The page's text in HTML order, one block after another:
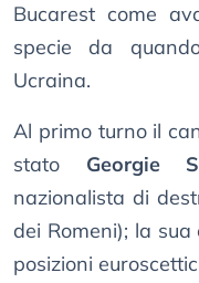
Bucarest come
specie da
Ucraina.
Al primo turno il
stato Georgie
nazionalista di
dei Romeni); la
posizioni